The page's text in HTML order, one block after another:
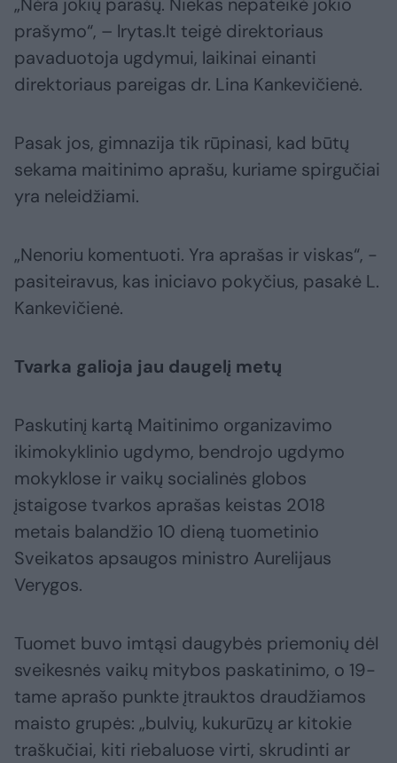
prašymo“, – lrytas.lt teigė direktoriaus
pavaduotoja ugdymui, laikinai einanti
direktoriaus pareigas dr. Lina Kankevičienė.
Pasak jos, gimnazija tik rūpinasi, kad būtų
sekama maitinimo aprašu, kuriame spirgučiai
yra neleidžiami.
„Nenoriu komentuoti. Yra aprašas ir viskas“, -
pasiteiravus, kas iniciavo pokyčius, pasakė L.
Kankevičienė.
Tvarka galioja jau daugelį metų
Paskutinį kartą Maitinimo organizavimo
ikimokyklinio ugdymo, bendrojo ugdymo
mokyklose ir vaikų socialinės globos
įstaigose tvarkos aprašas keistas 2018
metais balandžio 10 dieną tuometinio
Sveikatos apsaugos ministro Aurelijaus
Verygos.
Tuomet buvo imtąsi daugybės priemonių dėl
sveikesnės vaikų mitybos paskatinimo, o 19-
tame aprašo punkte įtrauktos draudžiamos
maisto grupės: „bulvių, kukurūzų ar kitokie
traškučiai, kiti riebaluose virti, skrudinti ar